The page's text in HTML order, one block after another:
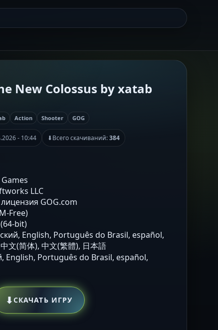
New Colossus by xatab
Action Shooter GOG
- 10:44 ⬇Всего скачиваний:384
LLC
GOG.com
Free)
bit)
English, Português do Brasil, español,
文(简体), 中文(繁體), 日本語
English, Português do Brasil, español,
⬇СКАЧАТЬ ИГРУ